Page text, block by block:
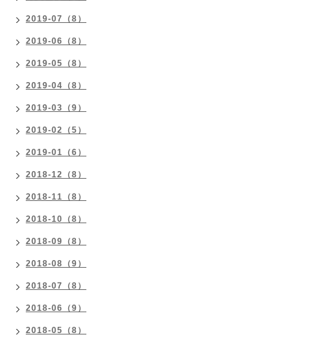
2019-07（8）
2019-06（8）
2019-05（8）
2019-04（8）
2019-03（9）
2019-02（5）
2019-01（6）
2018-12（8）
2018-11（8）
2018-10（8）
2018-09（8）
2018-08（9）
2018-07（8）
2018-06（9）
2018-05（8）